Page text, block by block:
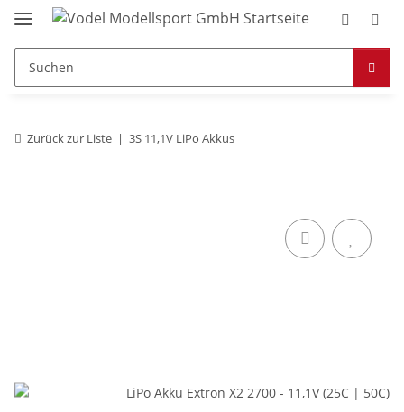
Zurück zur Liste 3S 11,1V LiPo Akkus